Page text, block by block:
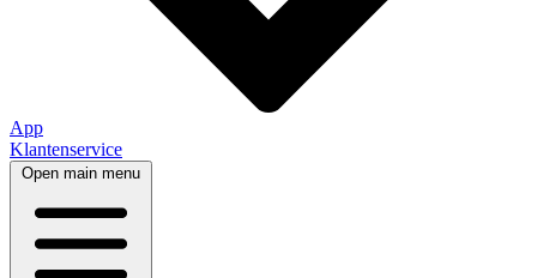
App
Klantenservice
Open main menu